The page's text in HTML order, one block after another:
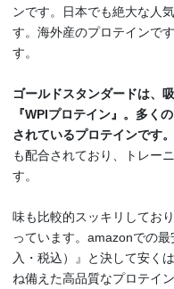
ンです。日本でも絶大な人
す。海外産のプロテインで
す。
ゴールドスタンダードは、
『WPIプロテイン』。多く
されているプロテインです。
も配合されており、トレー
す。
味も比較的スッキリしてお
っています。amazonでの
入・税込）』と決して安く
ね備えた高品質なプロテイン